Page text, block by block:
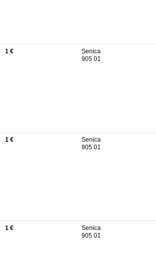
1 €
Senica
905 01
1 €
Senica
905 01
1 €
Senica
905 01